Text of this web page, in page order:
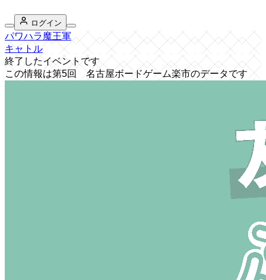
ログイン
パワハラ魔王軍
キャトル
終了したイベントです
この情報は第5回 名古屋ボードゲーム楽市のデータです